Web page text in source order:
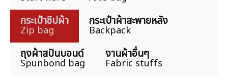
กระเป๋าซิปผ้า
Zip bag
กระเป๋าผ้าสะพายหลัง
Backpack
ถุงผ้าสปันบอนด์
Spunbond bag
งานผ้าอื่นๆ
Fabric stuffs